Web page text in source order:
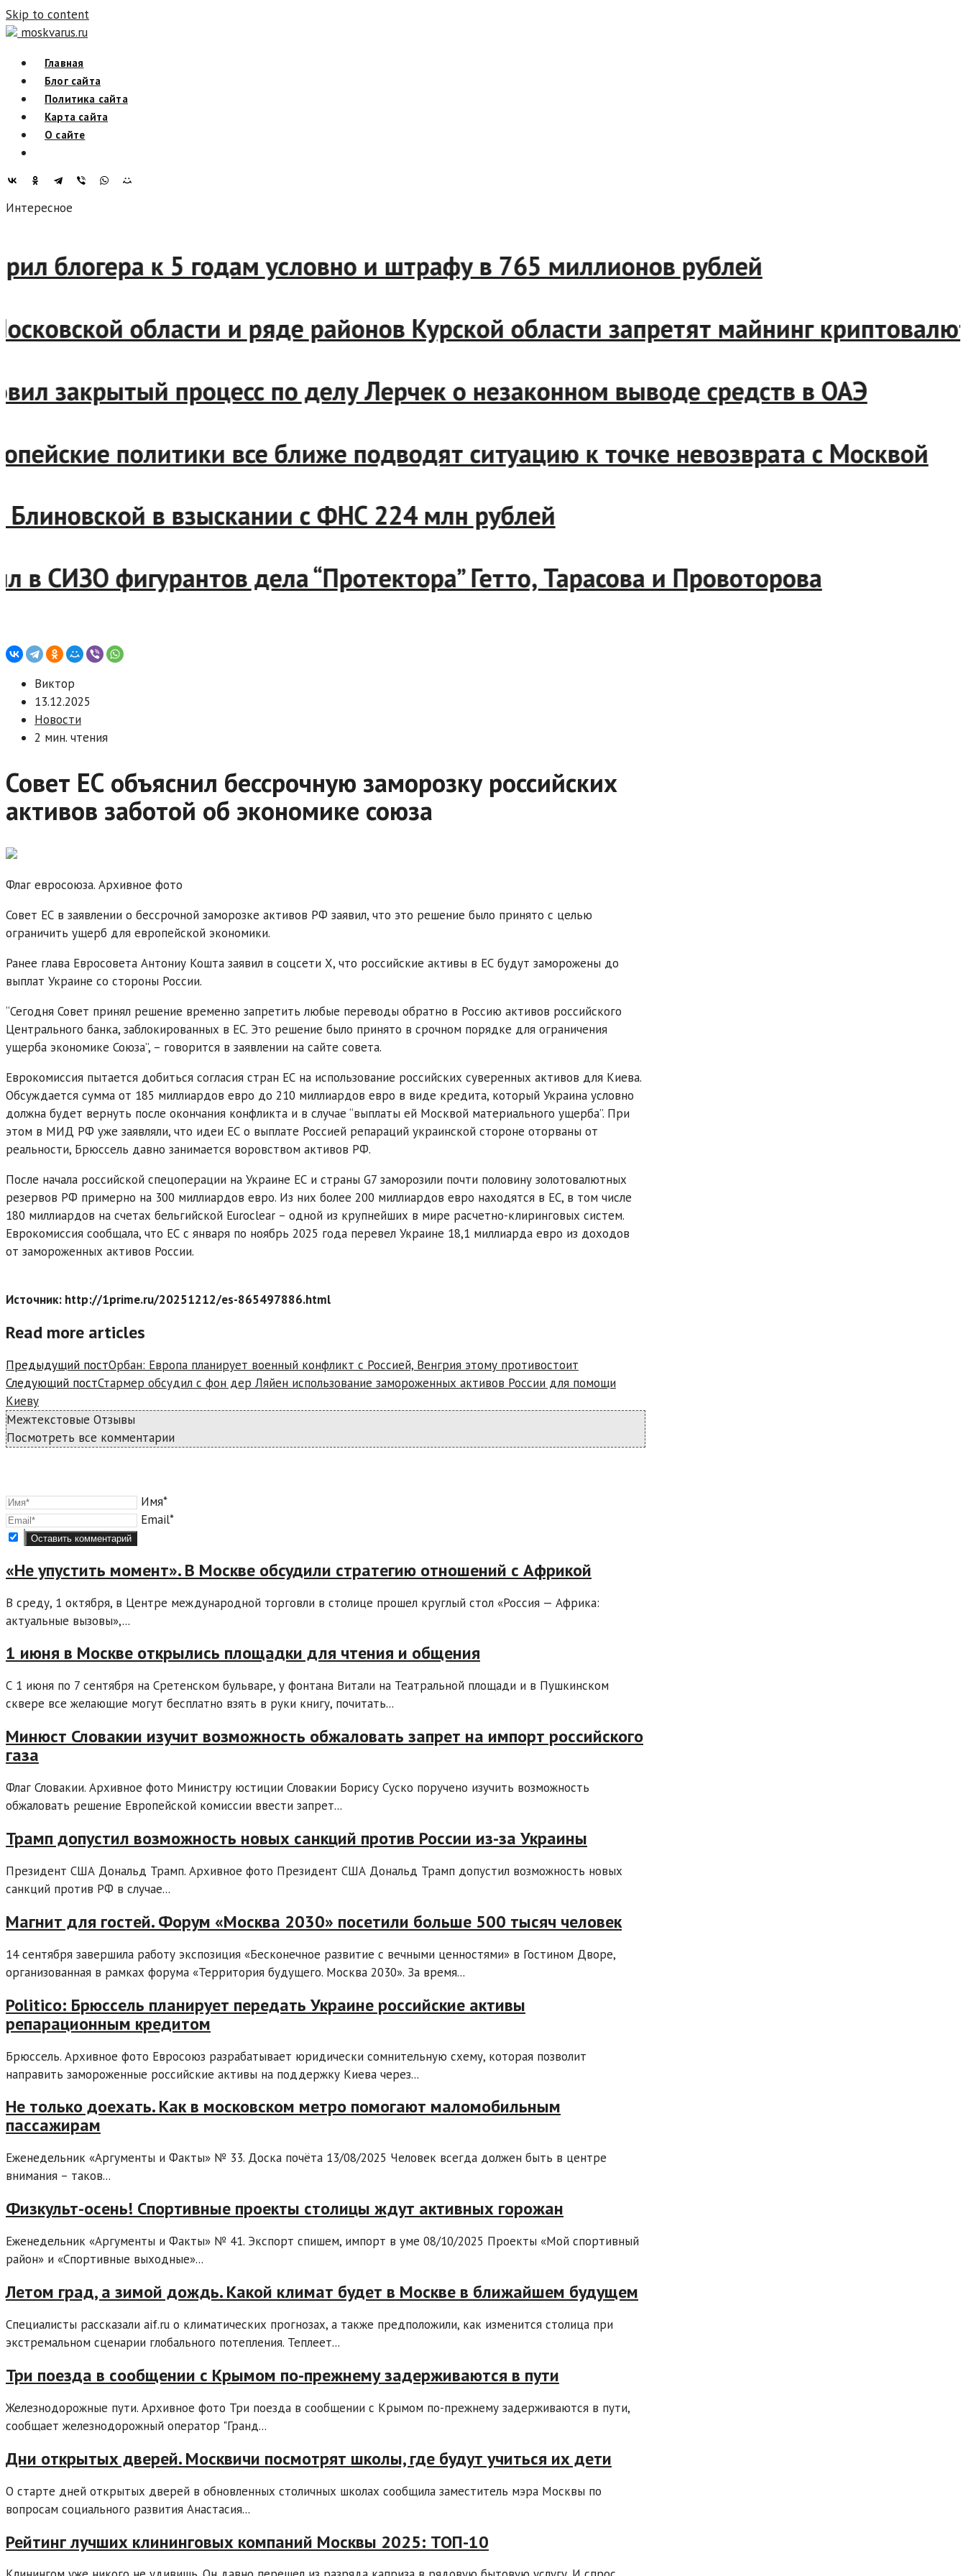
Skip to content
moskvarus.ru
Главная
Блог сайта
Политика сайта
Карта сайта
О сайте
Интересное
блогера к 5 годам условно и штрафу в 765 миллионов рублей
Московской области и ряде районов Курской области запретят майнинг
закрытый процесс по делу Лерчек о незаконном выводе средств в ОАЭ
политики все ближе подводят ситуацию к точке невозврата с Москвой
Блиновской в взыскании с ФНС 224 млн рублей
в СИЗО фигурантов дела “Протектора” Гетто, Тарасова и Провоторова
Виктор
13.12.2025
Новости
2 мин. чтения
Совет ЕС объяснил бессрочную заморозку российских
активов заботой об экономике союза
Флаг евросоюза. Архивное фото
Совет ЕС в заявлении о бессрочной заморозке активов РФ заявил, что это решение было принято с целью
ограничить ущерб для европейской экономики.
Ранее глава Евросовета Антониу Кошта заявил в соцсети X, что российские активы в ЕС будут заморожены до
выплат Украине со стороны России.
“Сегодня Совет принял решение временно запретить любые переводы обратно в Россию активов российского
Центрального банка, заблокированных в ЕС. Это решение было принято в срочном порядке для ограничения
ущерба экономике Союза”, – говорится в заявлении на сайте совета.
Еврокомиссия пытается добиться согласия стран ЕС на использование российских суверенных активов для Киева.
Обсуждается сумма от 185 миллиардов евро до 210 миллиардов евро в виде кредита, который Украина условно
должна будет вернуть после окончания конфликта и в случае “выплаты ей Москвой материального ущерба”. При
этом в МИД РФ уже заявляли, что идеи ЕС о выплате Россией репараций украинской стороне оторваны от
реальности, Брюссель давно занимается воровством активов РФ.
После начала российской спецоперации на Украине ЕС и страны G7 заморозили почти половину золотовалютных
резервов РФ примерно на 300 миллиардов евро. Из них более 200 миллиардов евро находятся в ЕС, в том числе
180 миллиардов на счетах бельгийской Euroclear – одной из крупнейших в мире расчетно-клиринговых систем.
Еврокомиссия сообщала, что ЕС с января по ноябрь 2025 года перевел Украине 18,1 миллиарда евро из доходов
от замороженных активов России.
Источник: http://1prime.ru/20251212/es-865497886.html
Read more articles
Предыдущий постОрбан: Европа планирует военный конфликт с Россией, Венгрия этому противостоит
Следующий постСтармер обсудил с фон дер Ляйен использование замороженных активов России для помощи
Киеву
Межтекстовые Отзывы
Посмотреть все комментарии
Имя*
Email*
«Не упустить момент». В Москве обсудили стратегию отношений с Африкой
В среду, 1 октября, в Центре международной торговли в столице прошел круглый стол «Россия — Африка:
актуальные вызовы»,...
1 июня в Москве открылись площадки для чтения и общения
С 1 июня по 7 сентября на Сретенском бульваре, у фонтана Витали на Театральной площади и в Пушкинском
сквере все желающие могут бесплатно взять в руки книгу, почитать...
Минюст Словакии изучит возможность обжаловать запрет на импорт российского
газа
Флаг Словакии. Архивное фото Министру юстиции Словакии Борису Суско поручено изучить возможность
обжаловать решение Европейской комиссии ввести запрет...
Трамп допустил возможность новых санкций против России из-за Украины
Президент США Дональд Трамп. Архивное фото Президент США Дональд Трамп допустил возможность новых
санкций против РФ в случае...
Магнит для гостей. Форум «Москва 2030» посетили больше 500 тысяч человек
14 сентября завершила работу экспозиция «Бесконечное развитие с вечными ценностями» в Гостином Дворе,
организованная в рамках форума «Территория будущего. Москва 2030». За время...
Politico: Брюссель планирует передать Украине российские активы
репарационным кредитом
Брюссель. Архивное фото Евросоюз разрабатывает юридически сомнительную схему, которая позволит
направить замороженные российские активы на поддержку Киева через...
Не только доехать. Как в московском метро помогают маломобильным
пассажирам
Еженедельник «Аргументы и Факты» № 33. Доска почёта 13/08/2025 Человек всегда должен быть в центре
внимания – таков...
Физкульт-осень! Спортивные проекты столицы ждут активных горожан
Еженедельник «Аргументы и Факты» № 41. Экспорт спишем, импорт в уме 08/10/2025 Проекты «Мой спортивный
район» и «Спортивные выходные»...
Летом град, а зимой дождь. Какой климат будет в Москве в ближайшем будущем
Специалисты рассказали aif.ru о климатических прогнозах, а также предположили, как изменится столица при
экстремальном сценарии глобального потепления. Теплеет...
Три поезда в сообщении с Крымом по-прежнему задерживаются в пути
Железнодорожные пути. Архивное фото Три поезда в сообщении с Крымом по-прежнему задерживаются в пути,
сообщает железнодорожный оператор "Гранд...
Дни открытых дверей. Москвичи посмотрят школы, где будут учиться их дети
О старте дней открытых дверей в обновленных столичных школах сообщила заместитель мэра Москвы по
вопросам социального развития Анастасия...
Рейтинг лучших клининговых компаний Москвы 2025: ТОП-10